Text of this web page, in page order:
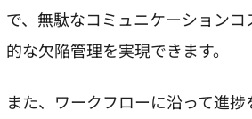
で、無駄なコミュニケーション
的な欠陥管理を実現できます。
また、ワークフローに沿って進捗